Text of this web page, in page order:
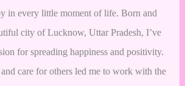
in every little moment of life. Born and
city of Lucknow, Uttar Pradesh, I’ve
for spreading happiness and positivity.
care for others led me to work with the